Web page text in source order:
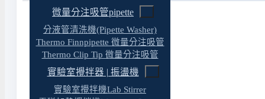
微量分注吸管pipette
分液管清洗機(Pipette Washer)
Thermo Finnpipette 微量分注吸管
Thermo Clip Tip 微量分注吸管
實驗室攪拌器 | 振盪機
實驗室攪拌機Lab Stirrer
產品特色
具速度回饋裝置